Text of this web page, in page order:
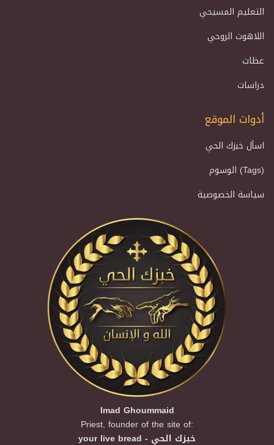
التعليم المسيحي
اللاهوت الروحي
عظات
دراسات
أدوات الموقع
اسأل خبزك الحي
الوسوم (Tags)
سياسة الخصوصية
Imad Ghoummaid
Priest, founder of the site of:
your live bread - خبزك الحي